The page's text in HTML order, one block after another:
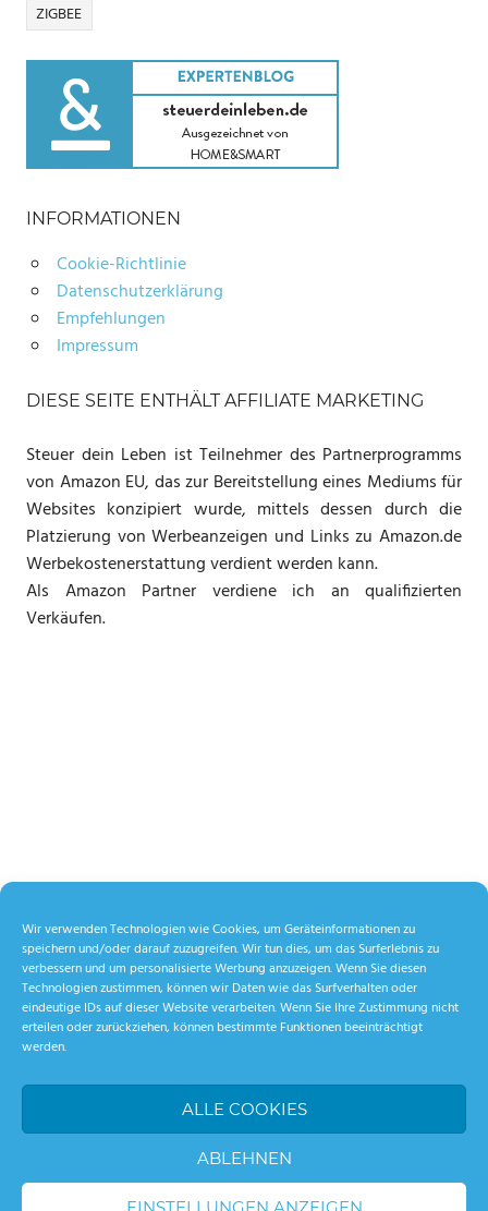
Wir verwenden Technologien wie Cookies, um Geräteinformationen zu
speichern und/oder darauf zuzugreifen. Wir tun dies, um das Surferlebnis zu
verbessern und um personalisierte Werbung anzuzeigen. Wenn Sie diesen
Technologien zustimmen, können wir Daten wie das Surfverhalten oder
eindeutige IDs auf dieser Website verarbeiten. Wenn Sie Ihre Zustimmung nicht
erteilen oder zurückziehen, können bestimmte Funktionen beeinträchtigt
werden.
ALLE COOKIES
ABLEHNEN
EINSTELLUNGEN ANZEIGEN
ZIGBEE
INFORMATIONEN
Cookie-Richtlinie
Datenschutzerklärung
Empfehlungen
Impressum
DIESE SEITE ENTHÄLT AFFILIATE MARKETING
Steuer dein Leben ist Teilnehmer des Partnerprogramms
von Amazon EU, das zur Bereitstellung eines Mediums für
Websites konzipiert wurde, mittels dessen durch die
Platzierung von Werbeanzeigen und Links zu Amazon.de
Werbekostenerstattung verdient werden kann.
Als Amazon Partner verdiene ich an qualifizierten
Verkäufen.